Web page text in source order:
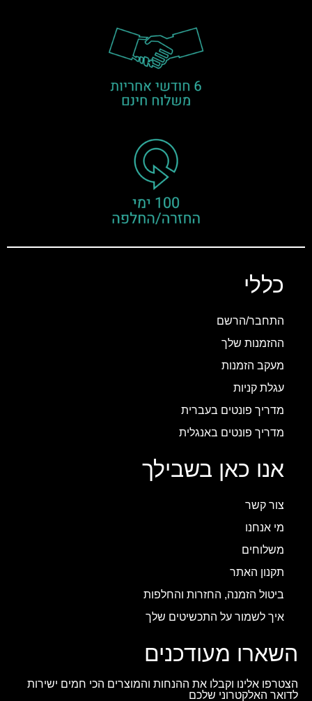
כללי
התחבר/הרשם
ההזמנות שלך
מעקב הזמנות
עגלת קניות
מדריך פונטים בעברית
מדריך פונטים באנגלית
אנו כאן בשבילך
צור קשר
מי אנחנו
משלוחים
תקנון האתר
ביטול הזמנה, החזרות והחלפות
איך לשמור על התכשיטים שלך
השארו מעודכנים
הצטרפו אלינו וקבלו את ההנחות והמוצרים הכי חמים ישירות
לדואר האלקטרוני שלכם